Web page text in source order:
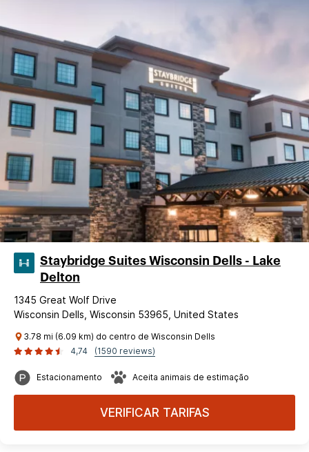
Staybridge Suites Wisconsin Dells - Lake
Delton
1345 Great Wolf Drive
Wisconsin Dells, Wisconsin 53965, United States
3.78 mi (6.09 km) do centro de Wisconsin Dells
4,74
(1590 reviews)
Estacionamento Aceita animais de estimação
VERIFICAR TARIFAS